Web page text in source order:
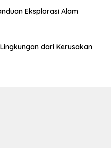
Eksplorasi Alam
dari Kerusakan